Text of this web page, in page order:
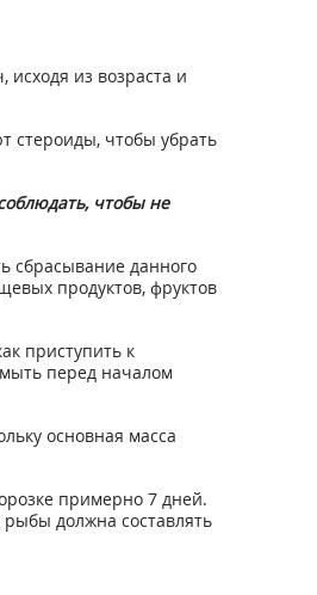
из возраста и
стероиды, чтобы убрать
чтобы не
сбрасывание данного
продуктов, фруктов
приступить к
перед началом
основная масса
примерно 7 дней.
должна составлять